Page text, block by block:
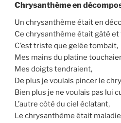
Chrysanthème en
Un chrysanthème était en
Ce chrysanthème était gâté
C’est triste que gelée tombait,
Mes mains du platine
Mes doigts tendraient,
De plus je voulais pincer le
Bien plus je ne voulais pas lui
L’autre côté du ciel éclatant,
Le chrysanthème était